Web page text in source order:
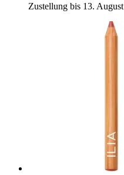
Zustellung bis 13. August